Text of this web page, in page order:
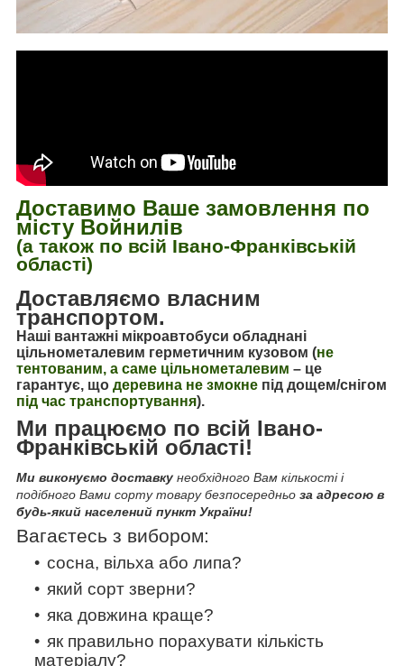
Доставимо Ваше замовлення по
місту Войнилів
(а також по всій Івано-Франківській
області)
Доставляємо власним
транспортом.
Наші вантажні мікроавтобуси обладнані
цільнометалевим герметичним кузовом (не
тентованим, а саме цільнометалевим – це
гарантує, що деревина не змокне під дощем/снігом
під час транспортування).
Ми працюємо по всій Івано-
Франківській області!
Ми виконуємо доставку необхідного Вам кількості і
подібного Вами сорту товару безпосередньо за адресою в
будь-який населений пункт України!
Вагаєтесь з вибором:
сосна, вільха або липа?
який сорт зверни?
яка довжина краще?
як правильно порахувати кількість
матеріалу?